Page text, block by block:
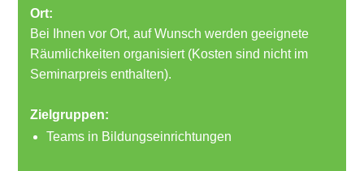
Ort:
Bei Ihnen vor Ort, auf Wunsch werden geeignete
Räumlichkeiten organisiert (Kosten sind nicht im
Seminarpreis enthalten).
Zielgruppen:
Teams in Bildungseinrichtungen